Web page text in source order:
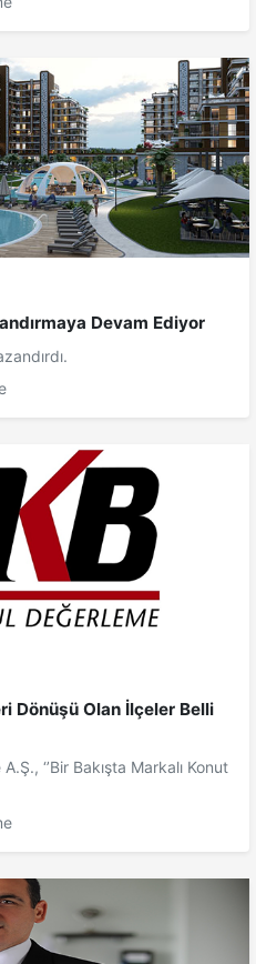
Devam Ediyor
Dönüşü Olan İlçeler Belli
‘’Bir Bakışta Markalı Konut